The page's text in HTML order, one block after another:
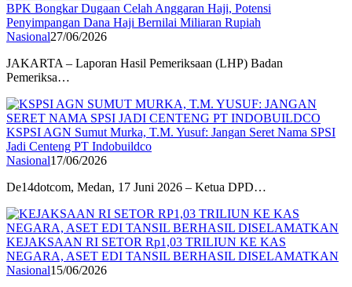
BPK Bongkar Dugaan Celah Anggaran Haji, Potensi
Penyimpangan Dana Haji Bernilai Miliaran Rupiah
Nasional27/06/2026
JAKARTA – Laporan Hasil Pemeriksaan (LHP) Badan
Pemeriksa…
KSPSI AGN Sumut Murka, T.M. Yusuf: Jangan Seret Nama SPSI
Jadi Centeng PT Indobuildco
Nasional17/06/2026
De14dotcom, Medan, 17 Juni 2026 – Ketua DPD…
KEJAKSAAN RI SETOR Rp1,03 TRILIUN KE KAS
NEGARA, ASET EDI TANSIL BERHASIL DISELAMATKAN
Nasional15/06/2026